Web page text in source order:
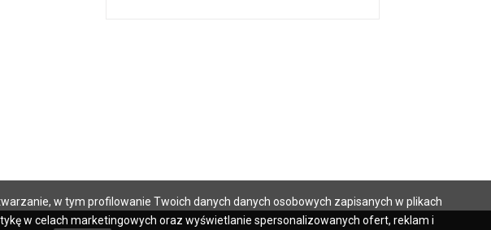
w tym profilowanie Twoich danych danych osobowych zapisanych w plikach
w celach marketingowych oraz wyświetlanie spersonalizowanych ofert, reklam i